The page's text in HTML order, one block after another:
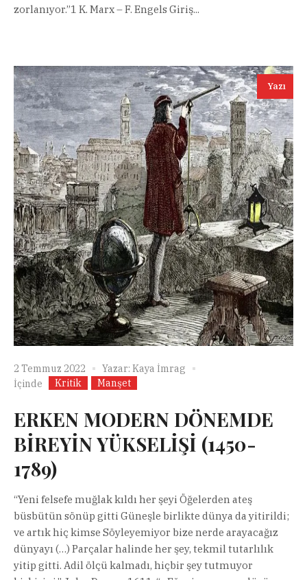
zorlanıyor.”1 K. Marx – F. Engels Giriş...
Yazı
2 Temmuz 2022 Yazar: Kaya İmrag
İçinde
Kritik Manşet
ERKEN MODERN DÖNEMDE
BİREYİN YÜKSELİŞİ (1450-
1789)
“Yeni felsefe muğlak kıldı her şeyi Öğelerden ateş
büsbütün sönüp gitti Güneşle birlikte dünya da yitirildi;
ve artık hiç kimse Söyleyemiyor bize nerde arayacağız
dünyayı (…) Parçalar halinde her şey, tekmil tutarlılık
yitip gitti. Adil ölçü kalmadı, hiçbir şey tutmuyor